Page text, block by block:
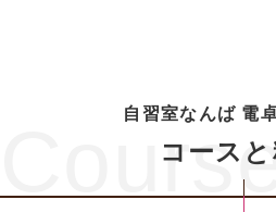
自習室なんば 電
コース